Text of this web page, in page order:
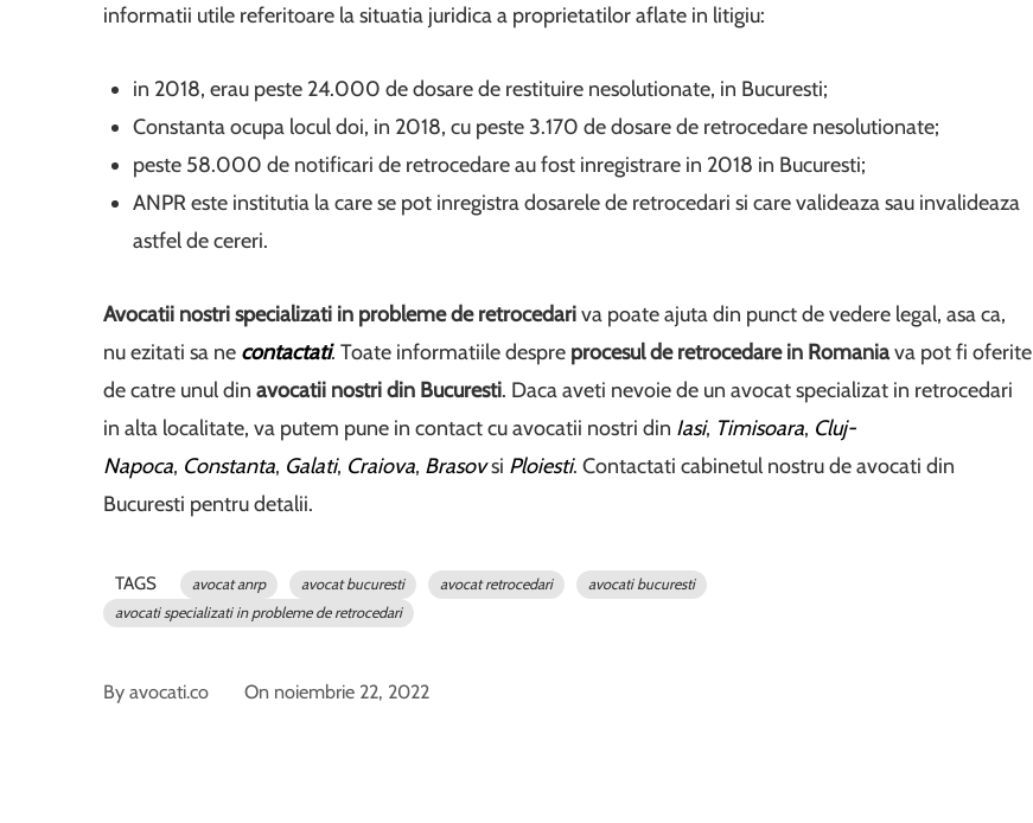
informatii utile referitoare la situatia juridica a proprietatilor aflate in litigiu:
in 2018, erau peste 24.000 de dosare de restituire nesolutionate, in Bucuresti;
Constanta ocupa locul doi, in 2018, cu peste 3.170 de dosare de retrocedare nesolutionate;
peste 58.000 de notificari de retrocedare au fost inregistrare in 2018 in Bucuresti;
ANPR este institutia la care se pot inregistra dosarele de retrocedari si care valideaza sau invalideaza
astfel de cereri.
Avocatii nostri specializati in probleme de retrocedariva poate ajuta din punct de vedere legal, asa ca,
nu ezitati sa ne contactati. Toate informatiile despre procesul de retrocedare in Romaniava pot fi oferite
de catre unul din avocatii nostri din Bucuresti. Daca aveti nevoie de un avocat specializat in retrocedari
in alta localitate, va putem pune in contact cu avocatii nostri din Iasi, Timisoara, Cluj-
Napoca, Constanta, Galati, Craiova, Brasovsi Ploiesti. Contactati cabinetul nostru de avocati din
Bucuresti pentru detalii.
TAGS avocat anrp avocat bucuresti avocat retrocedari
avocati bucuresti
avocati specializati in probleme de retrocedari
By avocati.co On noiembrie 22, 2022